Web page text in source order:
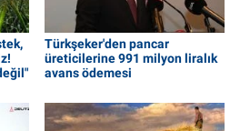
Türkşeker'den pancar
üreticilerine 991 milyon liralık
avans ödemesi